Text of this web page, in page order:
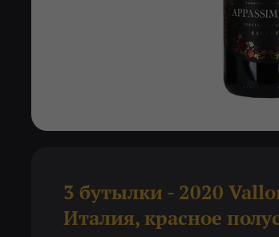
3 бутылки - 2020
Италия, красное